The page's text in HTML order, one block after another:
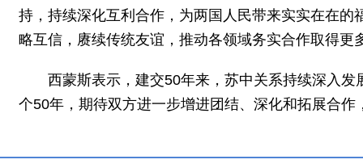
持，持续深化互利合作，为两国人民带来实实在在
略互信，赓续传统友谊，推动各领域务实合作取得
西蒙斯表示，建交50年来，苏中关系持续深入
个50年，期待双方进一步增进团结、深化和拓展合作